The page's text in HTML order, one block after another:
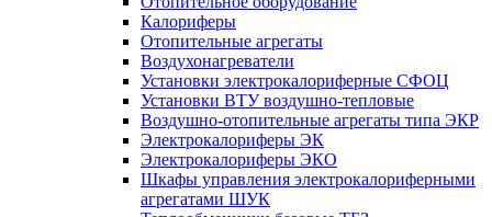
Калориферы
Отопительные агрегаты
Воздухонагреватели
Установки электрокалориферные СФОЦ
Установки ВТУ воздушно-тепловые
Воздушно-отопительные агрегаты типа ЭКР
Электрокалориферы ЭК
Электрокалориферы ЭКО
Шкафы управления электрокалориферными
агрегатами ШУК